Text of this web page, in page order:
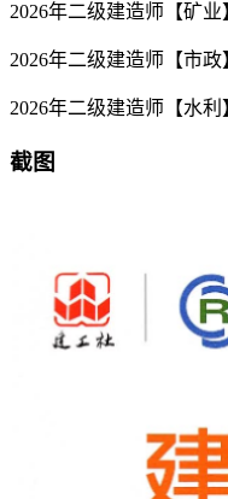
2026年二级建造师【矿
2026年二级建造师【市
2026年二级建造师【水
截图